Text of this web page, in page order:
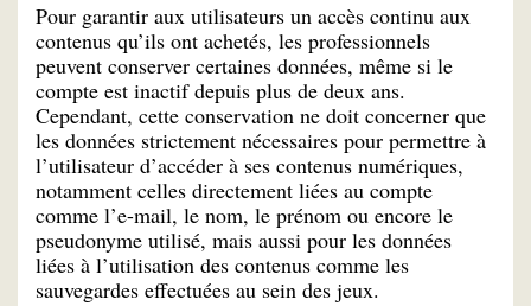
Pour garantir aux utilisateurs un accès continu aux
contenus qu’ils ont achetés, les professionnels
peuvent conserver certaines données, même si le
compte est inactif depuis plus de deux ans.
Cependant, cette conservation ne doit concerner que
les données strictement nécessaires pour permettre à
l’utilisateur d’accéder à ses contenus numériques,
notamment celles directement liées au compte
comme l’e-mail, le nom, le prénom ou encore le
pseudonyme utilisé, mais aussi pour les données
liées à l’utilisation des contenus comme les
sauvegardes effectuées au sein des jeux.